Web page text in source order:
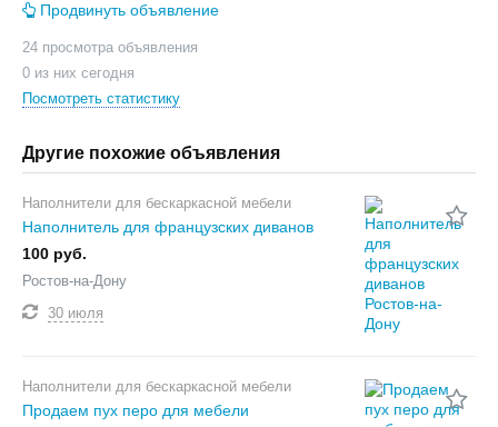
Продвинуть объявление
24 просмотра объявления
0 из них сегодня
Посмотреть статистику
Другие похожие объявления
Наполнители для бескаркасной мебели
Наполнитель для французских диванов
100 руб.
Ростов-на-Дону
30 июля
Наполнители для бескаркасной мебели
Продаем пух перо для мебели